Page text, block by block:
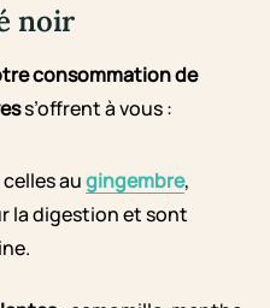
noir
consommation de
s’offrent à vous :
augingembre,
la digestion et sont